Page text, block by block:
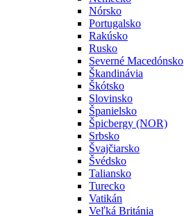
Nórsko
Portugalsko
Rakúsko
Rusko
Severné Macedónsko
Škandinávia
Škótsko
Slovinsko
Španielsko
Špicbergy (NOR)
Srbsko
Švajčiarsko
Švédsko
Taliansko
Turecko
Vatikán
Veľká Británia